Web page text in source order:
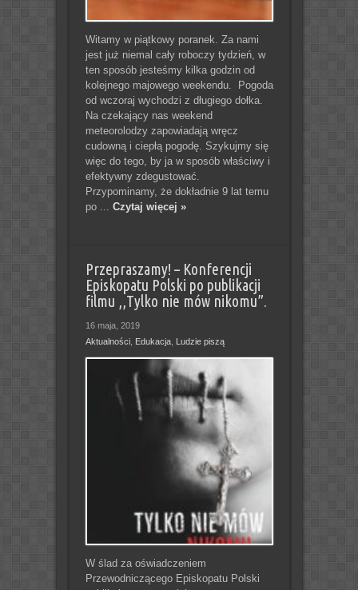
Witamy w piątkowy poranek. Za nami
jest już niemal cały roboczy tydzień, w
ten sposób jesteśmy kilka godzin od
kolejnego majowego weekendu. Pogoda
od wczoraj wychodzi z długiego dołka.
Na czekający nas weekend
meteorolodzy zapowiadają wręcz
cudowną i ciepłą pogodę. Szykujmy się
więc do tego, by ja w sposób właściwy i
efektywny zdegustować.
Przypominamy, że dokładnie 9 lat temu
po ... Czytaj więcej »
Przepraszamy! – Konferencji
Episkopatu Polski po publikacji
filmu ,,Tylko nie mów nikomu”.
16 maja, 2019
Aktualności, Edukacja, Ludzie piszą
W ślad za oświadczeniem
Przewodniczącego Episkopatu Polski